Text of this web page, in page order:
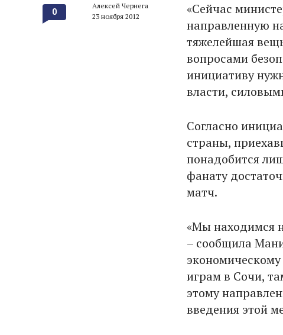
Алексей Чернега
23 ноября 2012
«Сейчас
направленную
тяжелейшая
вопросами
инициативу
власти,
Согласно
страны,
понадобится
фанату
матч.
«Мы находимся
– сообщила
играм в Сочи,
этому
введения этой
0